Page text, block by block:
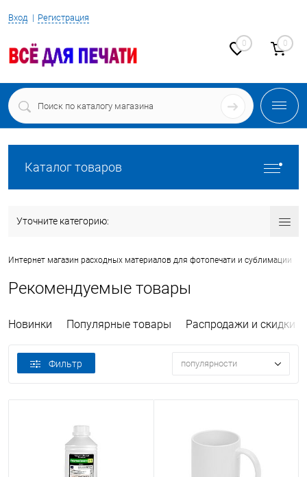
Вход Регистрация
0 0
Каталог товаров
Уточните категорию:
Интернет магазин расходных материалов для фотопечати и сублимации
Рекомендуемые товары
Новинки Популярные товары Распродажи и скидки
Фильтр популярности